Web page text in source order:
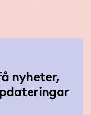
nyheter,